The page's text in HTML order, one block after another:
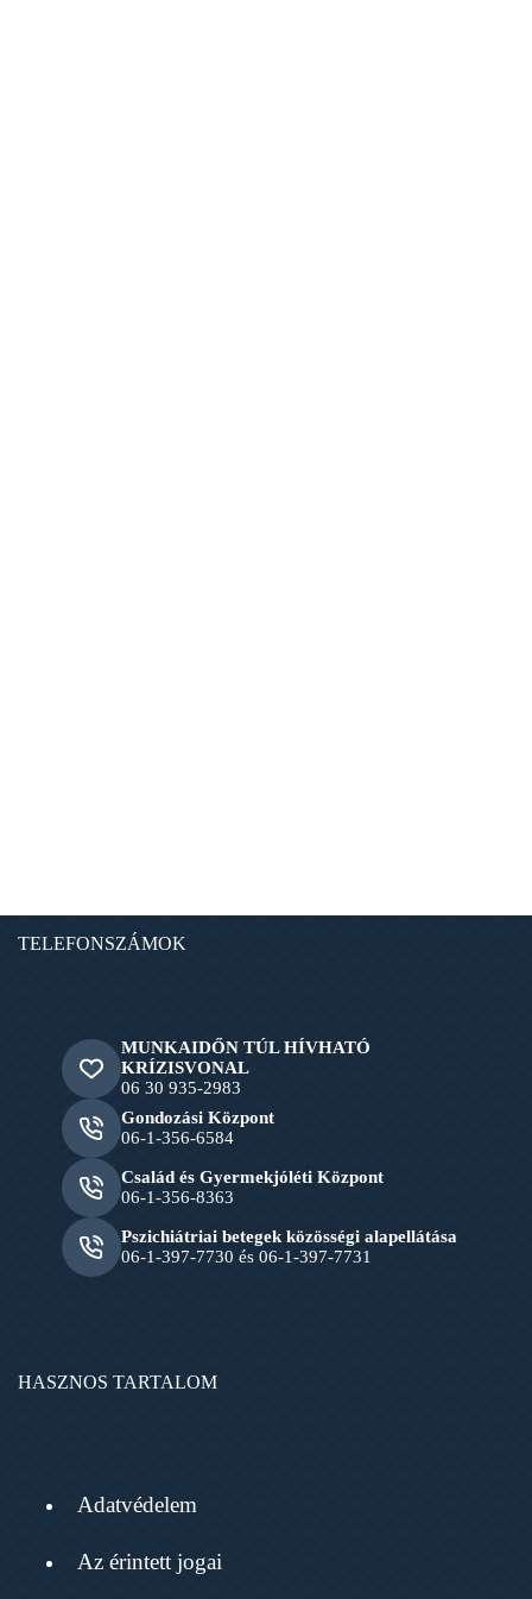
TELEFONSZÁMOK
MUNKAIDŐN TÚL HÍVHATÓ
KRÍZISVONAL
06 30 935-2983
Gondozási Központ
06-1-356-6584
Család és Gyermekjóléti Központ
06-1-356-8363
Pszichiátriai betegek közösségi alapellátása
06-1-397-7730 és 06-1-397-7731
HASZNOS TARTALOM
Adatvédelem
Az érintett jogai